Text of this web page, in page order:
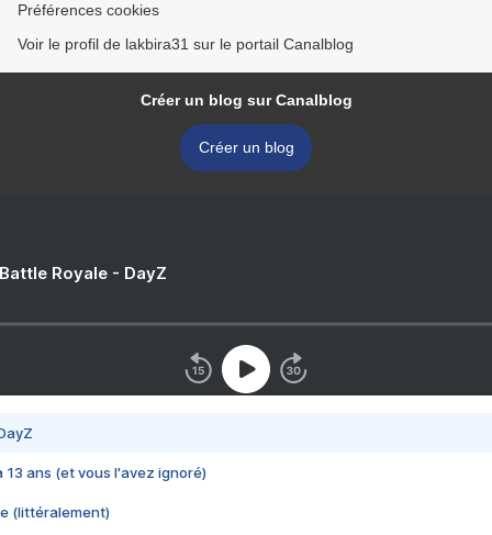
Préférences cookies
Voir le profil de lakbira31 sur le portail Canalblog
Créer un blog sur Canalblog
Créer un blog
Royale - DayZ
13 ans (et vous l'avez ignoré)
(littéralement)